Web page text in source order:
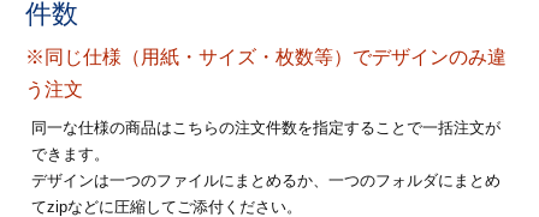
イズ
ー印刷
ード印刷
刷
印刷
印刷
形マル型
印刷
21
22
28
29 30
・・休業日
件数
※同じ仕様（用紙・サイズ・枚数等）でデザインのみ違
う注文
同一な仕様の商品はこちらの注文件数を指定することで一括注文が
できます。
デザインは一つのファイルにまとめるか、一つのフォルダにまとめ
てzipなどに圧縮してご添付ください。